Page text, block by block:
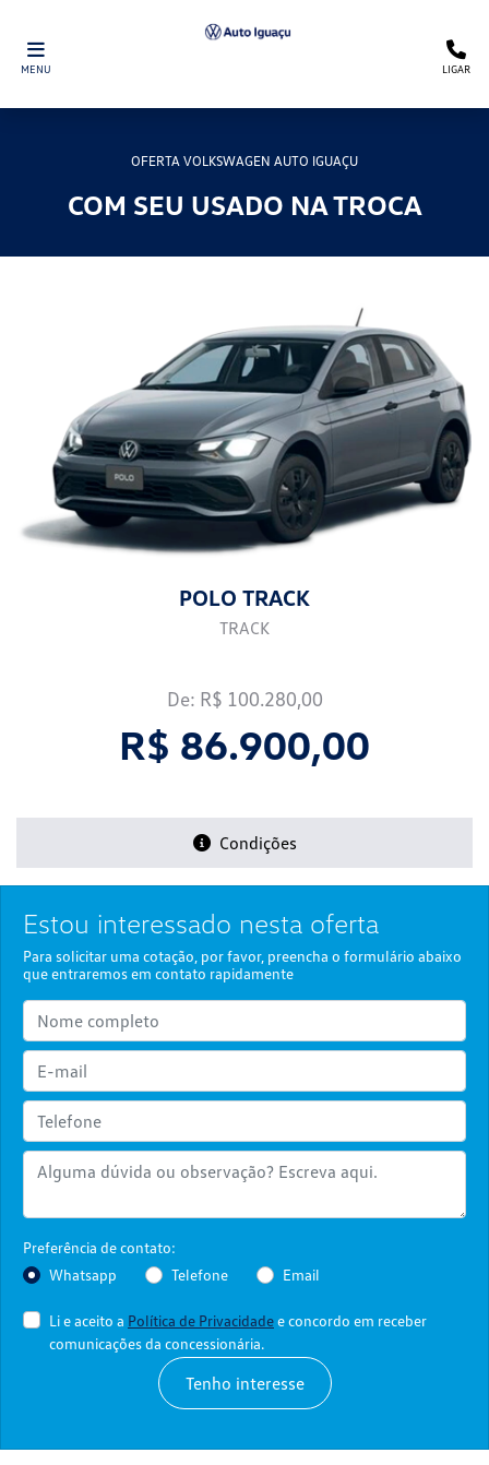
MENU LIGAR
OFERTA VOLKSWAGEN AUTO IGUAÇU
COM SEU USADO NA TROCA
POLO TRACK
TRACK
De: R$ 100.280,00
R$ 86.900,00
Condições
Estou interessado nesta oferta
Para solicitar uma cotação, por favor, preencha o formulário abaixo
que entraremos em contato rapidamente
Preferência de contato:
Whatsapp
Telefone Email
Li e aceito a Política de Privacidadee concordo em receber
comunicações da concessionária.
Tenho interesse